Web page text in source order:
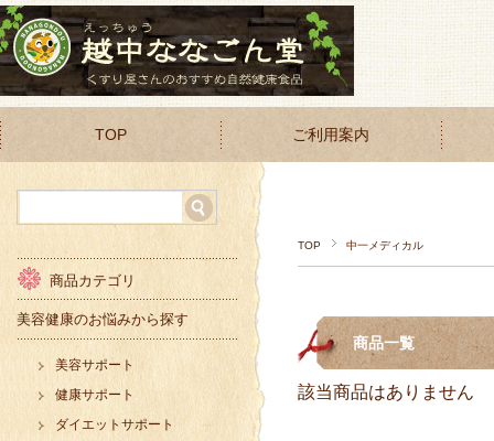
TOP ご利用案内
TOP 中一メディカル
商品一覧
該当商品はありません
商品カテゴリ
美容健康のお悩みから探す
美容サポート
健康サポート
ダイエットサポート